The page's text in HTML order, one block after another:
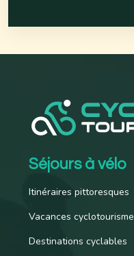
Séjours à vélo
Itinéraires pittoresques
Vacances cyclotourisme
Destinations cyclables